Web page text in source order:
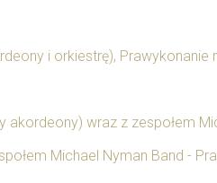
i orkiestrę),
akordeony) wraz z zespołem
Michael Nyman Band -